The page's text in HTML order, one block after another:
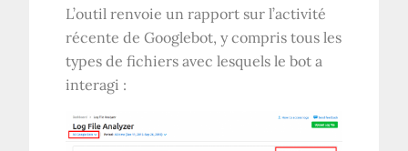
L’outil renvoie un rapport sur l’activité
récente de Googlebot, y compris tous les
types de fichiers avec lesquels le bot a
interagi :